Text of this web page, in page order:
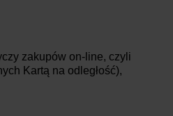
zakupów on-line, czyli
Kartą na odległość),